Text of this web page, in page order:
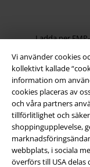
Vi använder cookies
kollektivt kallade
information om
cookies placeras av
och våra partners
tillförlitlighet och
shoppingupplevelse,
webbplats, i sociala
överförs till USA
Ladda ner
A